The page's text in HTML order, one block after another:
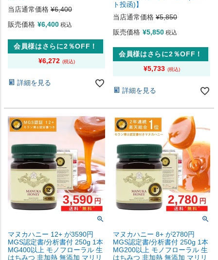
当店通常価格 ¥6,400
販売価格 ¥6,400 税込
会員様はさらに2％OFF！
¥6,272
詳細を見る
ト投函)】
当店通常価格 ¥5,850
販売価格 ¥5,850 税込
会員様はさらに2％OFF！
¥5,733
詳細を見る
マヌカハニー 12+ が3590円
MGS認定書/分析書付 250g 1本
MG400以上 モノフローラル 生
はちみつ 非加熱 無添加 マリリ
マヌカハニー 8+ が2780円
MGS認定書/分析書付 250g 1本
MG200以上 モノフローラル 生
はちみつ 非加熱 無添加 マリリ